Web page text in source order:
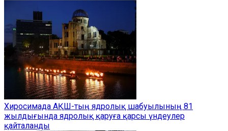
Хиросимада АҚШ-тың ядролық шабуылының 81
жылдығында ядролық қаруға қарсы үндеулер
қайталанды